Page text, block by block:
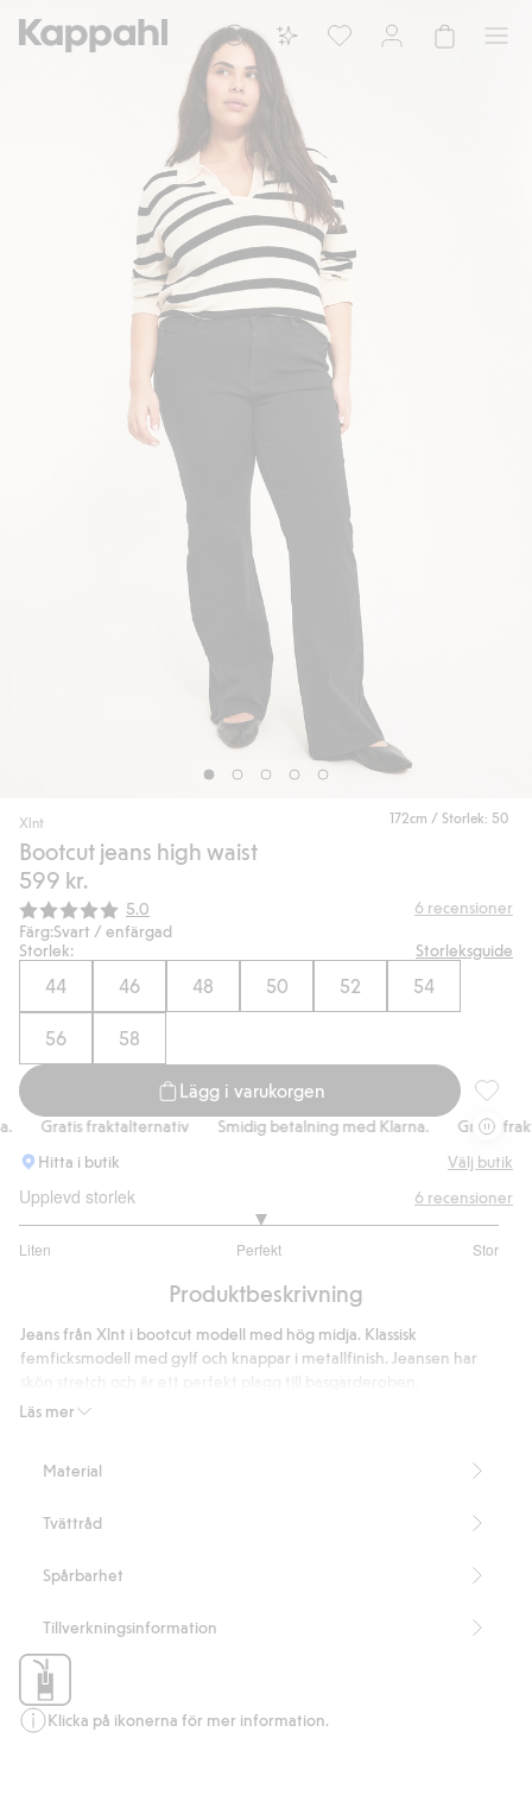
172cm / Storlek: 50
Xlnt
Bootcut jeans high waist
599 kr.
Snittbetyg:
5.0 6 recensioner
Färg:Svart / enfärgad
Storlek:
Storleksguide
44 46 48 50 52 54
56 58
Lägg i varukorgen
Gratis fraktalternativ Smidig betalning med Klarna.
Gratis
Hitta i butik
Välj butik
Upplevd storlek
Liten Perfekt Stor
utav
5
betyg
6 recensioner
Produktbeskrivning
Läs mer
Jeans från Xlnt i bootcut modell med hög midja. Klassisk
femficksmodell med gylf och knappar i metallfinish. Jeansen har
Bootcut
Femficksmodell
Innerbenslängd 82 cm i storlek 50
Material
Tvättråd
Spårbarhet
Tillverkningsinformation
Klicka på ikonerna för mer information.